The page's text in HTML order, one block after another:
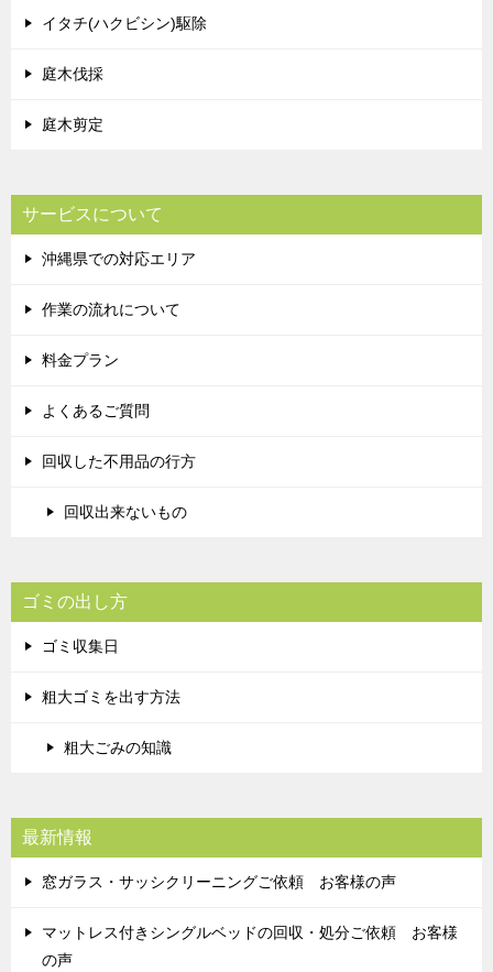
イタチ(ハクビシン)駆除
庭木伐採
庭木剪定
サービスについて
沖縄県での対応エリア
作業の流れについて
料金プラン
よくあるご質問
回収した不用品の行方
回収出来ないもの
ゴミの出し方
ゴミ収集日
粗大ゴミを出す方法
粗大ごみの知識
最新情報
窓ガラス・サッシクリーニングご依頼 お客様の声
マットレス付きシングルベッドの回収・処分ご依頼 お客様
の声